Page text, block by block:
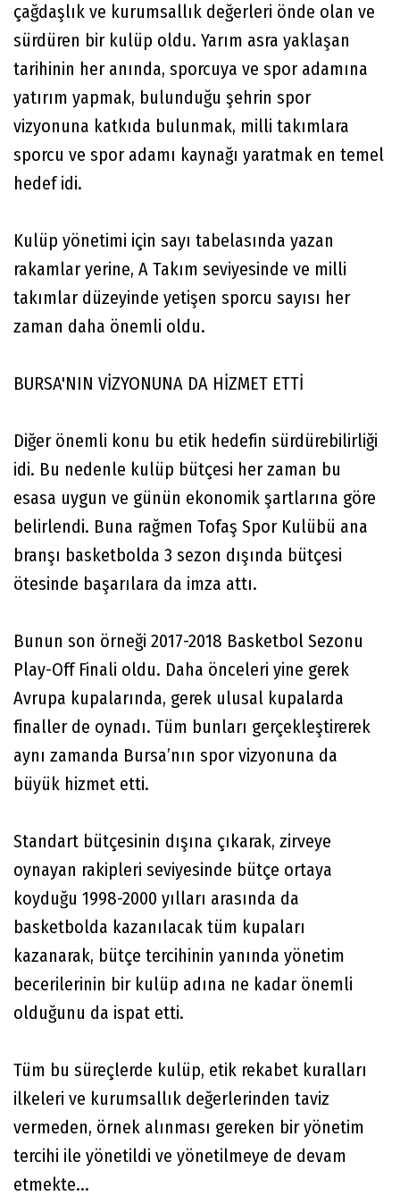
çağdaşlık ve kurumsallık değerleri önde olan ve
sürdüren bir kulüp oldu. Yarım asra yaklaşan
tarihinin her anında, sporcuya ve spor adamına
yatırım yapmak, bulunduğu şehrin spor
vizyonuna katkıda bulunmak, milli takımlara
sporcu ve spor adamı kaynağı yaratmak en temel
hedef idi.
Kulüp yönetimi için sayı tabelasında yazan
rakamlar yerine, A Takım seviyesinde ve milli
takımlar düzeyinde yetişen sporcu sayısı her
zaman daha önemli oldu.
BURSA'NIN VİZYONUNA DA HİZMET ETTİ
Diğer önemli konu bu etik hedefin sürdürebilirliği
idi. Bu nedenle kulüp bütçesi her zaman bu
esasa uygun ve günün ekonomik şartlarına göre
belirlendi. Buna rağmen Tofaş Spor Kulübü ana
branşı basketbolda 3 sezon dışında bütçesi
ötesinde başarılara da imza attı.
Bunun son örneği 2017-2018 Basketbol Sezonu
Play-Off Finali oldu. Daha önceleri yine gerek
Avrupa kupalarında, gerek ulusal kupalarda
finaller de oynadı. Tüm bunları gerçekleştirerek
aynı zamanda Bursa’nın spor vizyonuna da
büyük hizmet etti.
Standart bütçesinin dışına çıkarak, zirveye
oynayan rakipleri seviyesinde bütçe ortaya
koyduğu 1998-2000 yılları arasında da
basketbolda kazanılacak tüm kupaları
kazanarak, bütçe tercihinin yanında yönetim
becerilerinin bir kulüp adına ne kadar önemli
olduğunu da ispat etti.
Tüm bu süreçlerde kulüp, etik rekabet kuralları
ilkeleri ve kurumsallık değerlerinden taviz
vermeden, örnek alınması gereken bir yönetim
tercihi ile yönetildi ve yönetilmeye de devam
etmekte...